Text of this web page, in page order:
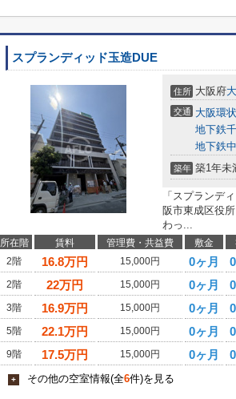
スプランディッド玉造DUE
住所 大阪府
交通 大阪環
地下鉄
地下鉄
築年 築1年未
「スプランデ
阪市東成区役
わっ...
所在階 賃料 管理費・共益費 敷金
2階
16.8万円 15,000円 0ヶ月
2階
22万円 15,000円 0ヶ月
3階
16.9万円 15,000円 0ヶ月
5階
22.1万円 15,000円 0ヶ月
9階
17.5万円 15,000円 0ヶ月
+ その他の空室情報(全6件)を見る